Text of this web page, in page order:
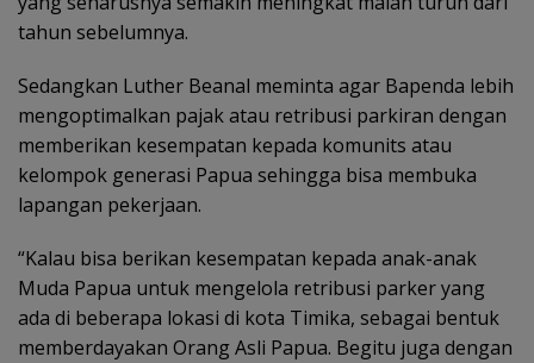
tahun sebelumnya.
Sedangkan Luther Beanal meminta agar Bapenda lebih
mengoptimalkan pajak atau retribusi parkiran dengan
memberikan kesempatan kepada komunits atau
kelompok generasi Papua sehingga bisa membuka
lapangan pekerjaan.
“Kalau bisa berikan kesempatan kepada anak-anak
Muda Papua untuk mengelola retribusi parker yang
ada di beberapa lokasi di kota Timika, sebagai bentuk
memberdayakan Orang Asli Papua. Begitu juga dengan